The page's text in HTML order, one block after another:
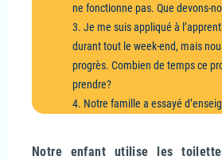
ne fonctionne pas. Que devons-
3. Je me suis appliqué à
durant tout le week-end, mais
progrès. Combien de temps ce
prendre?
4. Notre famille a essayé
Notre enfant utilise les